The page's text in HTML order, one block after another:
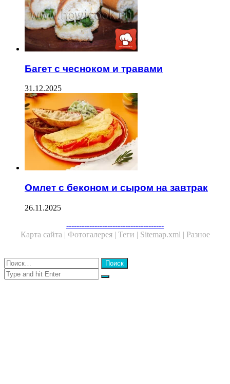
Багет с чесноком и травами
31.12.2025
Омлет с беконом и сыром на завтрак
26.11.2025
--------------------------------------
Карта сайта | Фотогалерея | Теги | Sitemap.xml | Разное
Close
Найти:
Close
Search